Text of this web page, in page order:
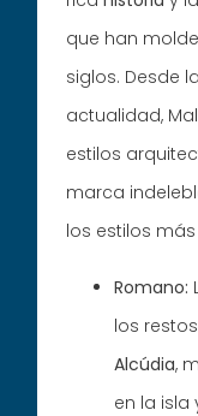
que han
siglos. Desde
actualidad,
estilos
marca
los estilos
Romano:
los
Alcúdia,
en la isla